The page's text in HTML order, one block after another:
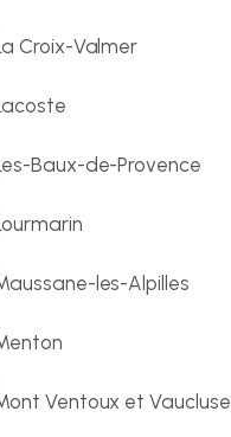
Croix-Valmer
Baux-de-Provence
les-Alpilles
Ventoux et Vaucluse